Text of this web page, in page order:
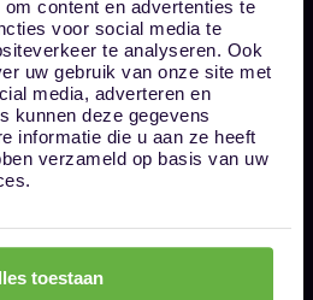
content en advertenties te
voor social media te
te analyseren. Ook
uw gebruik van onze site met
media, adverteren en
kunnen deze gegevens
informatie die u aan ze heeft
verzameld op basis van uw
toestaan